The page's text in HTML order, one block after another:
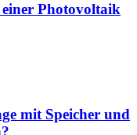
Photovoltaik
mit Speicher und